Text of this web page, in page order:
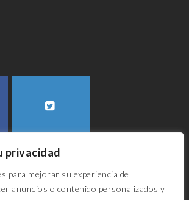
privacidad
para mejorar su experiencia de
anuncios o contenido personalizados y